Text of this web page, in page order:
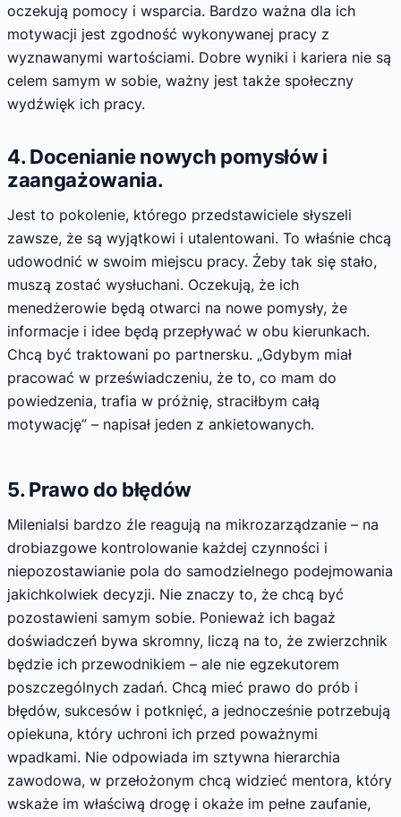
oczekują pomocy i wsparcia. Bardzo ważna dla ich
motywacji jest zgodność wykonywanej pracy z
wyznawanymi wartościami. Dobre wyniki i kariera nie są
celem samym w sobie, ważny jest także społeczny
wydźwięk ich pracy.
4. Docenianie nowych pomysłów i
zaangażowania.
Jest to pokolenie, którego przedstawiciele słyszeli
zawsze, że są wyjątkowi i utalentowani. To właśnie chcą
udowodnić w swoim miejscu pracy. Żeby tak się stało,
muszą zostać wysłuchani. Oczekują, że ich
menedżerowie będą otwarci na nowe pomysły, że
informacje i idee będą przepływać w obu kierunkach.
Chcą być traktowani po partnersku. „Gdybym miał
pracować w przeświadczeniu, że to, co mam do
powiedzenia, trafia w próżnię, straciłbym całą
motywację” – napisał jeden z ankietowanych.
5. Prawo do błędów
Milenialsi bardzo źle reagują na mikrozarządzanie – na
drobiazgowe kontrolowanie każdej czynności i
niepozostawianie pola do samodzielnego podejmowania
jakichkolwiek decyzji. Nie znaczy to, że chcą być
pozostawieni samym sobie. Ponieważ ich bagaż
doświadczeń bywa skromny, liczą na to, że zwierzchnik
będzie ich przewodnikiem – ale nie egzekutorem
poszczególnych zadań. Chcą mieć prawo do prób i
błędów, sukcesów i potknięć, a jednocześnie potrzebują
opiekuna, który uchroni ich przed poważnymi
wpadkami. Nie odpowiada im sztywna hierarchia
zawodowa, w przełożonym chcą widzieć mentora, który
wskaże im właściwą drogę i okaże im pełne zaufanie,